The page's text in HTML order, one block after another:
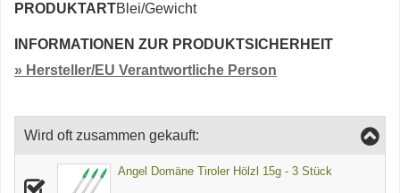
PRODUKTARTBlei/Gewicht
INFORMATIONEN ZUR PRODUKTSICHERHEIT
» Hersteller/EU Verantwortliche Person
Wird oft zusammen gekauft:
Angel Domäne Tiroler Hölzl 15g - 3 Stück